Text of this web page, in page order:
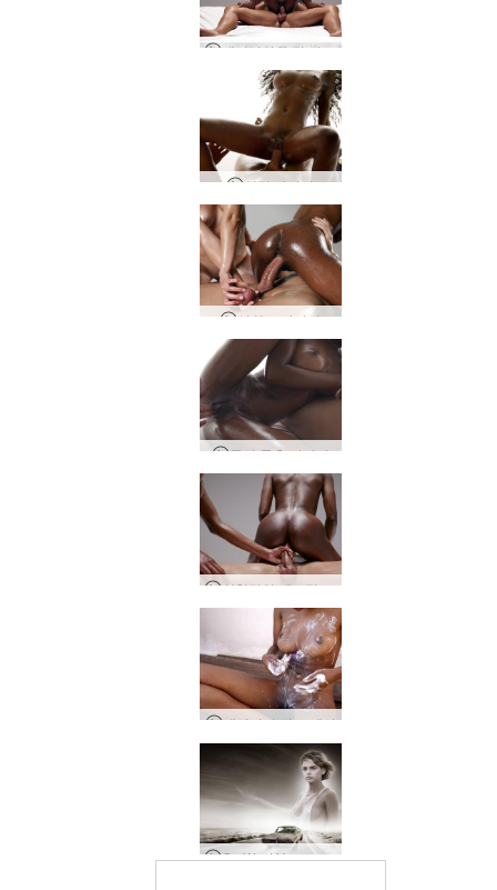
캐서리나와 릭 카마 수트라
성적 마사지
삼인조 마사지
동시 물총 마사지
실험적인 에로틱 마사지
캐서리나 면도 세션
Go West Young Girl